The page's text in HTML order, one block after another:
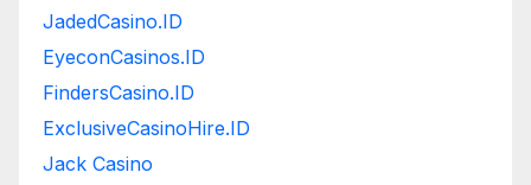
JadedCasino.ID
EyeconCasinos.ID
FindersCasino.ID
ExclusiveCasinoHire.ID
Jack Casino